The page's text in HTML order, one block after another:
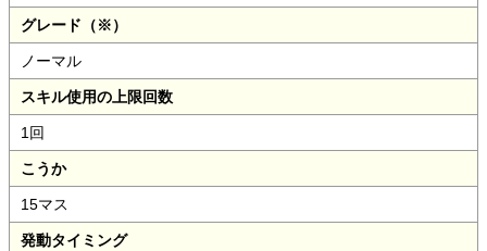
グレード（※）
ノーマル
スキル使用の上限回数
1回
こうか
15マス
発動タイミング